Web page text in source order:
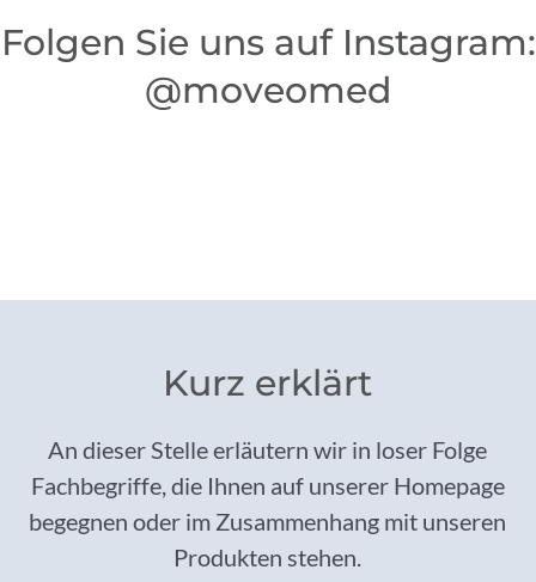
Folgen Sie uns auf Instagram:
@moveomed
Kurz erklärt
An dieser Stelle erläutern wir in loser Folge
Fachbegriffe, die Ihnen auf unserer Homepage
begegnen oder im Zusammenhang mit unseren
Produkten stehen.